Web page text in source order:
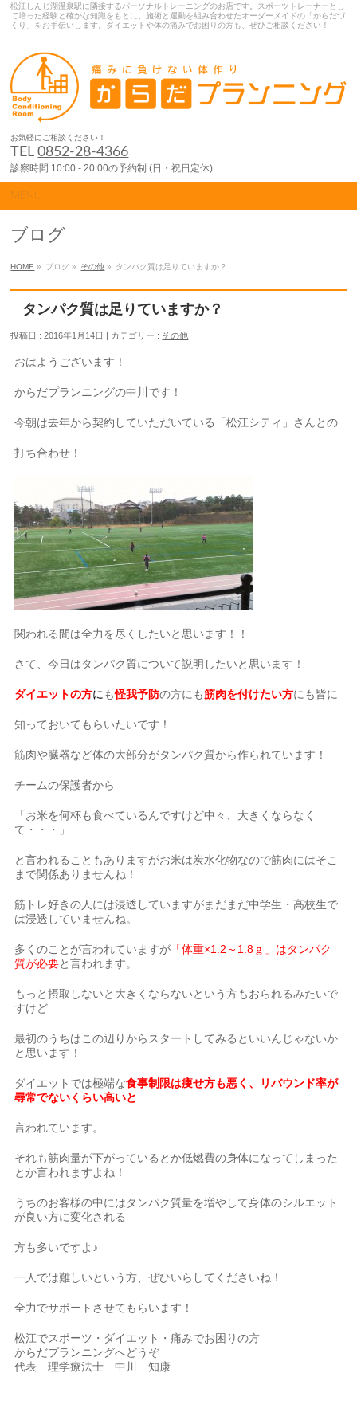
松江しんじ湖温泉駅に隣接するパーソナルトレーニングのお店です。スポーツトレーナーとし
て培った経験と確かな知識をもとに、施術と運動を組み合わせたオーダーメイドの「からだづ
くり」をお手伝いします。ダイエットや体の痛みでお困りの方も、ぜひご相談ください！
お気軽にご相談ください！
TEL0852-28-4366
診察時間 10:00 - 20:00の予約制 (日・祝日定休)
MENU
ブログ
HOME » ブログ » その他 » タンパク質は足りていますか？
タンパク質は足りていますか？
投稿日 : 2016年1月14日 | カテゴリー : その他
おはようございます！
からだプランニングの中川です！
今朝は去年から契約していただいている「松江シティ」さんとの
打ち合わせ！
関われる間は全力を尽くしたいと思います！！
さて、今日はタンパク質について説明したいと思います！
ダイエットの方に も怪我予防の方にも筋肉を付けたい方にも皆に
知っておいてもらいたいです！
筋肉や臓器など体の大部分がタンパク質から作られています！
チームの保護者から
「お米を何杯も食べているんですけど中々、大きくならなく
て・・・」
と言われることもありますがお米は炭水化物なので筋肉にはそこ
まで関係ありませんね！
筋トレ好きの人には浸透していますがまだまだ中学生・高校生で
は浸透していませんね。
多くのことが言われていますが 「体重×1.2～1.8ｇ」はタンパク
質が必要と言われます。
もっと摂取しないと大きくならないという方もおられるみたいで
すけど
最初のうちはこの辺りからスタートしてみるといいんじゃないか
と思います！
ダイエットでは極端な食事制限は痩せ方も悪く、
リバウンド率が
尋常でないくらい高いと
言われています。
それも筋肉量が下がっているとか低燃費の身体になってしまった
とか言われますよね！
うちのお客様の中にはタンパク質量を増やして身体のシルエット
が良い方に変化される
方も多いですよ♪
一人では難しいという方、ぜひいらしてくださいね！
全力でサポートさせてもらいます！
松江でスポーツ・ダイエット・痛みでお困りの方
からだプランニングへどうぞ
代表 理学療法士 中川 知康